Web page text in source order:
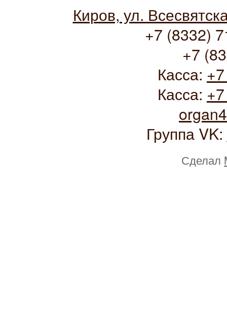
Киров, ул.
+7 (8332)
+7
Касса:
Касса:
Группа VK:
Сделал